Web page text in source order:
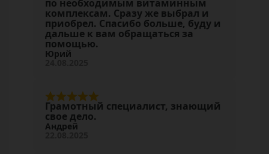
по необходимым витаминным
комплексам. Сразу же выбрал и
приобрел. Спасибо больше, буду и
дальше к вам обращаться за
помощью.
Юрий
24.08.2025
Грамотный специалист, знающий
свое дело.
Андрей
22.08.2025